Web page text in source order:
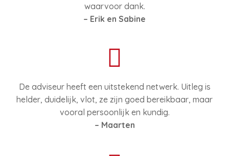
waarvoor dank.
– Erik en Sabine
De adviseur heeft een uitstekend netwerk. Uitleg is
helder, duidelijk, vlot, ze zijn goed bereikbaar, maar
vooral persoonlijk en kundig.
– Maarten